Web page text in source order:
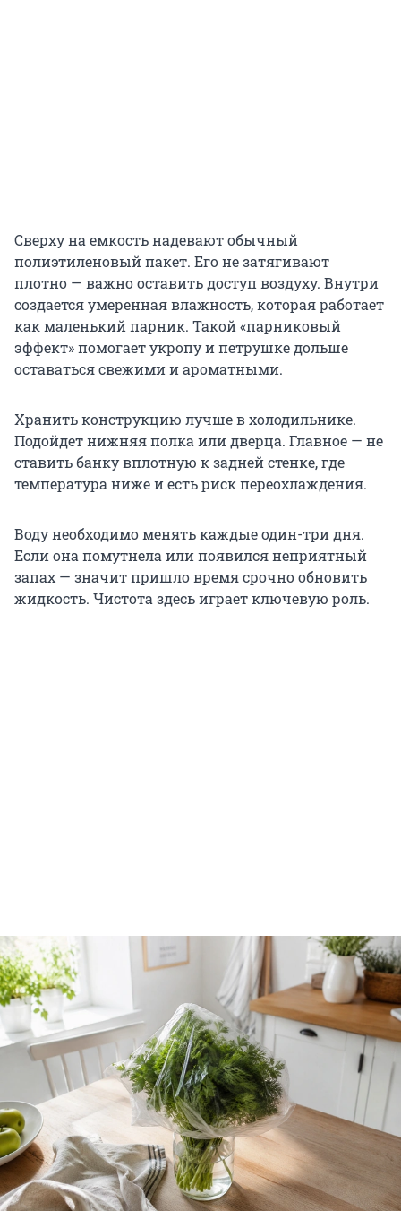
Сверху на емкость надевают обычный
полиэтиленовый пакет. Его не затягивают
плотно — важно оставить доступ воздуху. Внутри
создается умеренная влажность, которая работает
как маленький парник. Такой «парниковый
эффект» помогает укропу и петрушке дольше
оставаться свежими и ароматными.
Хранить конструкцию лучше в холодильнике.
Подойдет нижняя полка или дверца. Главное — не
ставить банку вплотную к задней стенке, где
температура ниже и есть риск переохлаждения.
Воду необходимо менять каждые один-три дня.
Если она помутнела или появился неприятный
запах — значит пришло время срочно обновить
жидкость. Чистота здесь играет ключевую роль.